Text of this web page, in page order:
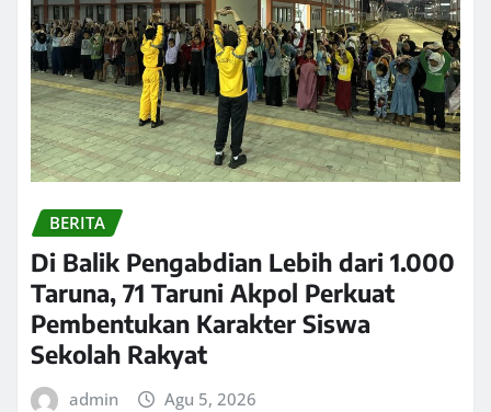
BERITA
Di Balik Pengabdian Lebih dari 1.000
Taruna, 71 Taruni Akpol Perkuat
Pembentukan Karakter Siswa
Sekolah Rakyat
admin Agu 5, 2026